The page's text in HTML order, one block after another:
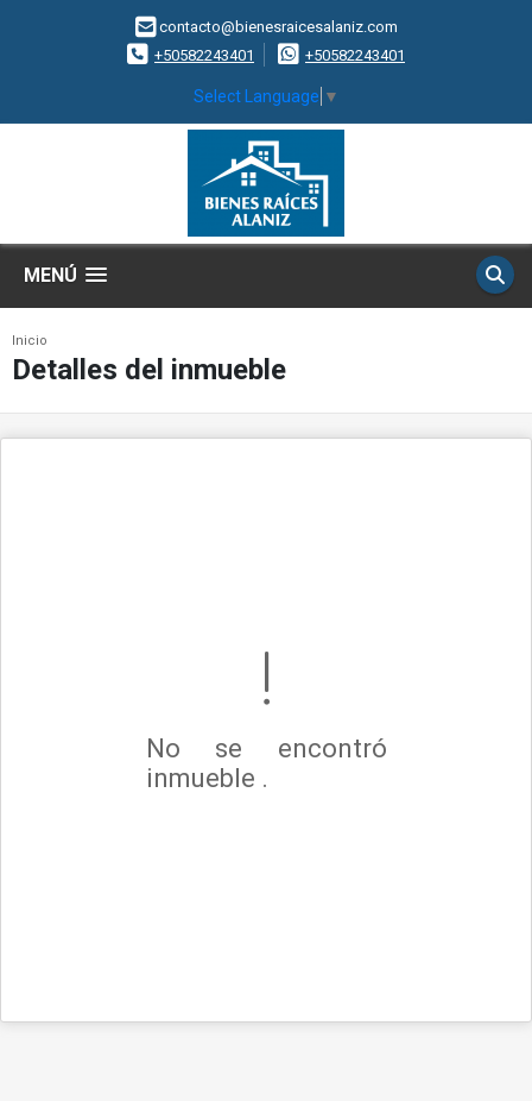
contacto@bienesraicesalaniz.com
+50582243401
+50582243401
Select Language ▼
MENÚ
Inicio
Detalles del inmueble
No se encontró
inmueble .